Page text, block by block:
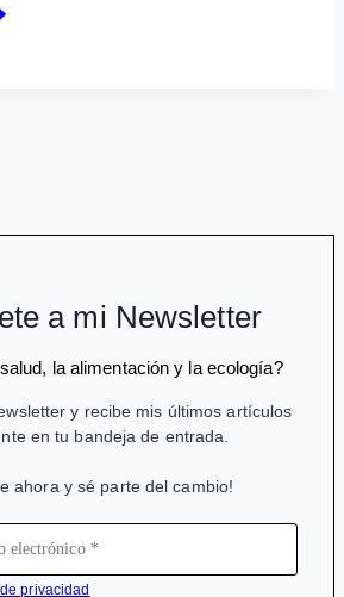
a mi Newsletter
la alimentación y la ecología?
y recibe mis últimos artículos
en tu bandeja de entrada.
ahora y sé parte del cambio!
privacidad